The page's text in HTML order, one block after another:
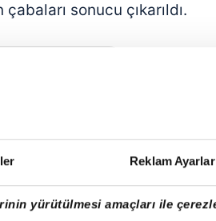
Reklam
yürütülmesi amaçları ile
sonucu çıkarıldı.